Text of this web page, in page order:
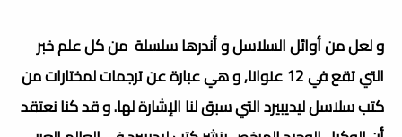
و لعل من أوائل السلاسل و أندرها سلسلة من كل علم خبر
التي تقع في 12 عنوانا, و هي عبارة عن ترجمات لمختارات من
كتب سلاسل ليديبيرد التي سبق لنا الإشارة لها. و قد كنا نعتقد